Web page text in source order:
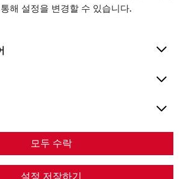
해 설정을 변경할 수 있습니다.
모두 수락
설정 저장하기
the tag